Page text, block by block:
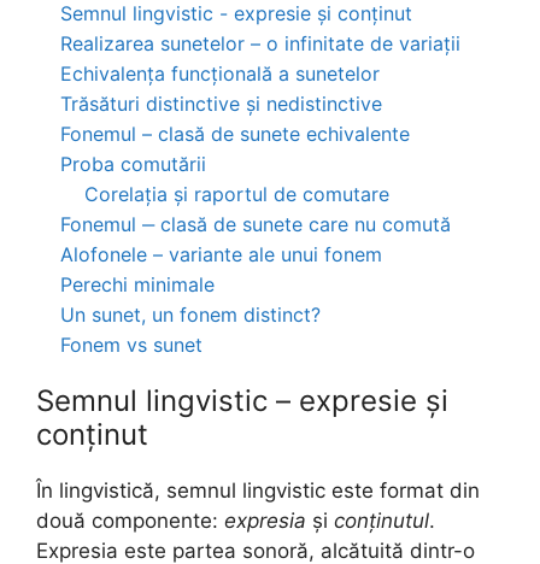
Semnul lingvistic - expresie și conținut
Realizarea sunetelor – o infinitate de variații
Echivalența funcțională a sunetelor
Trăsături distinctive și nedistinctive
Fonemul – clasă de sunete echivalente
Proba comutării
Corelația și raportul de comutare
Fonemul ‒ clasă de sunete care nu comută
Alofonele – variante ale unui fonem
Perechi minimale
Un sunet, un fonem distinct?
Fonem vs sunet
Semnul lingvistic – expresie și
conținut
În lingvistică, semnul lingvistic este format din
două componente: expresia și conținutul.
Expresia este partea sonoră, alcătuită dintr-o